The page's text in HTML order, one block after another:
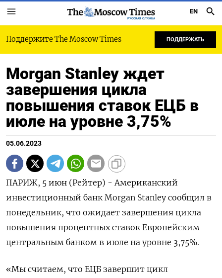
РУССКАЯ СЛУЖБА
EN
Поддержите The Moscow Times ПОДДЕРЖАТЬ
Morgan Stanley ждет
завершения цикла
повышения ставок ЕЦБ в
июле на уровне 3,75%
05.06.2023
ПАРИЖ, 5 июн (Рейтер) - Американский
инвестиционный банк Morgan Stanley сообщил в
понедельник, что ожидает завершения цикла
повышения процентных ставок Европейским
центральным банком в июле на уровне 3,75%.
«Мы считаем, что ЕЦБ завершит цикл